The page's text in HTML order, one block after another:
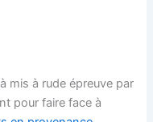
mis à rude épreuve par
pour faire face à